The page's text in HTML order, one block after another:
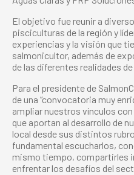
El objetivo fue reunir a
pisciculturas de la región y
experiencias y la visión que
salmonicultor, además de
de las diferentes realidades
Para el presidente de
de una “convocatoria muy
ampliar nuestros vínculos
que aportan al desarrollo de
local desde sus distintos
fundamental escucharlos,
mismo tiempo, compartirles
enfrentar los desafíos del